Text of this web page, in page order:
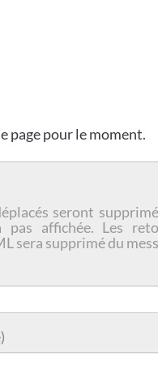
page pour le moment.
seront
pas affichée. Les
sera supprimé du